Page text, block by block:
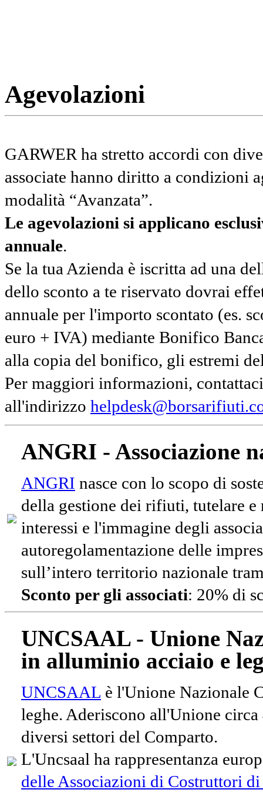
Agevolazioni
GARWER ha stretto accordi con
associate hanno diritto a condizioni
modalità “Avanzata”.
Le agevolazioni si applicano
annuale.
Se la tua Azienda è iscritta ad una
dello sconto a te riservato dovrai
annuale per l'importo scontato (es.
euro + IVA) mediante Bonifico
alla copia del bonifico, gli estremi
Per maggiori informazioni,
all'indirizzo
ANGRI - Associazione
ANGRI nasce con lo scopo di
della gestione dei rifiuti, tutelare e
interessi e l'immagine degli
autoregolamentazione delle
sull’intero territorio nazionale
Sconto per gli associati: 20% di
UNCSAAL - Unione
in alluminio acciaio e
UNCSAAL è l'Unione Nazionale
leghe. Aderiscono all'Unione
diversi settori del Comparto.
L'Uncsaal ha rappresentanza
delle Associazioni di Costruttori